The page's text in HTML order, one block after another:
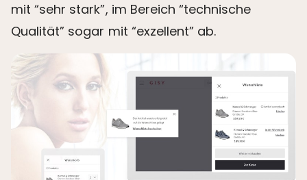
mit “sehr stark”, im Bereich “technische
Qualität” sogar mit “exzellent” ab.